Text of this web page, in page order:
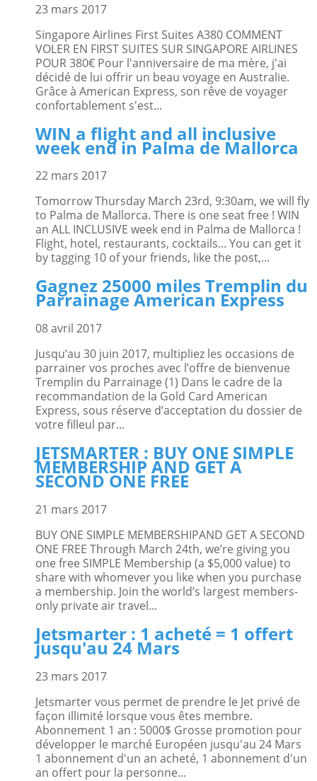
23 mars 2017
Singapore Airlines First Suites A380 COMMENT
VOLER EN FIRST SUITES SUR SINGAPORE AIRLINES
POUR 380€ Pour l'anniversaire de ma mère, j'ai
décidé de lui offrir un beau voyage en Australie.
Grâce à American Express, son rêve de voyager
confortablement s'est...
WIN a flight and all inclusive
week end in Palma de Mallorca
22 mars 2017
Tomorrow Thursday March 23rd, 9:30am, we will fly
to Palma de Mallorca. There is one seat free ! WIN
an ALL INCLUSIVE week end in Palma de Mallorca !
Flight, hotel, restaurants, cocktails... You can get it
by tagging 10 of your friends, like the post,...
Gagnez 25000 miles Tremplin du
Parrainage American Express
08 avril 2017
Jusqu’au 30 juin 2017, multipliez les occasions de
parrainer vos proches avec l’offre de bienvenue
Tremplin du Parrainage (1) Dans le cadre de la
recommandation de la Gold Card American
Express, sous réserve d’acceptation du dossier de
votre filleul par...
JETSMARTER : BUY ONE SIMPLE
MEMBERSHIP AND GET A
SECOND ONE FREE
21 mars 2017
BUY ONE SIMPLE MEMBERSHIPAND GET A SECOND
ONE FREE Through March 24th, we’re giving you
one free SIMPLE Membership (a $5,000 value) to
share with whomever you like when you purchase
a membership. Join the world’s largest members-
only private air travel...
Jetsmarter : 1 acheté = 1 offert
jusqu'au 24 Mars
23 mars 2017
Jetsmarter vous permet de prendre le Jet privé de
façon illimité lorsque vous êtes membre.
Abonnement 1 an : 5000$ Grosse promotion pour
développer le marché Européen jusqu'au 24 Mars
1 abonnement d'un an acheté, 1 abonnement d'un
an offert pour la personne...